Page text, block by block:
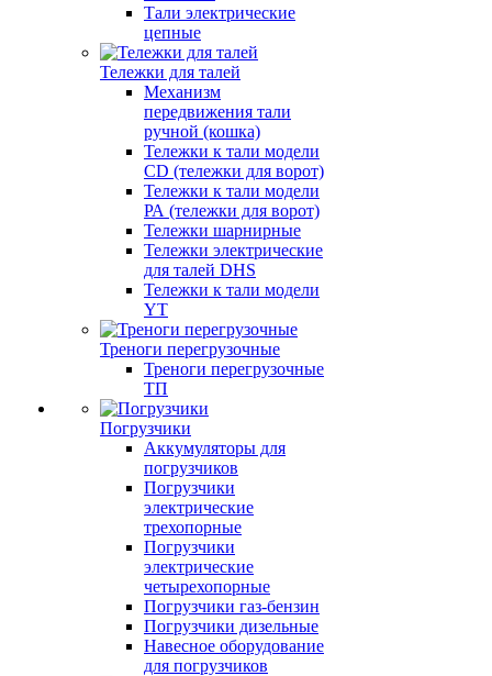
Тали электрические
цепные
Тележки для талей
Механизм
передвижения тали
ручной (кошка)
Тележки к тали модели
CD (тележки для ворот)
Тележки к тали модели
РА (тележки для ворот)
Тележки шарнирные
Тележки электрические
для талей DHS
Тележки к тали модели
YT
Треноги перегрузочные
Треноги перегрузочные
ТП
Погрузчики
Аккумуляторы для
погрузчиков
Погрузчики
электрические
трехопорные
Погрузчики
электрические
четырехопорные
Погрузчики газ-бензин
Погрузчики дизельные
Навесное оборудование
для погрузчиков